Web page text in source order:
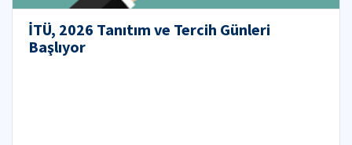
İTÜ, 2026 Tanıtım ve Tercih Günleri
Başlıyor